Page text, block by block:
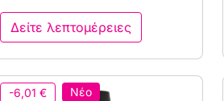
Δείτε λεπτομέρειες
-6,01 € Νέο